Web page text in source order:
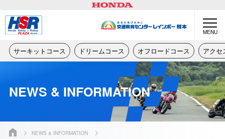
MENU
サーキットコース ドリームコース オフロードコース アクセ
NEWS & INFORMATION
NEWS & INFORMATION